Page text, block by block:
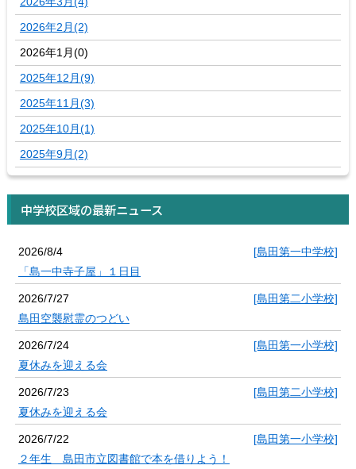
2026年2月(2)
2026年1月(0)
2025年12月(9)
2025年11月(3)
2025年10月(1)
2025年9月(2)
中学校区域の最新ニュース
2026/8/4
[島田第一中学校]
「島一中寺子屋」１日目
2026/7/27
[島田第二小学校]
島田空襲慰霊のつどい
2026/7/24
[島田第一小学校]
夏休みを迎える会
2026/7/23
[島田第二小学校]
夏休みを迎える会
2026/7/22
[島田第一小学校]
２年生 島田市立図書館で本を借りよう！